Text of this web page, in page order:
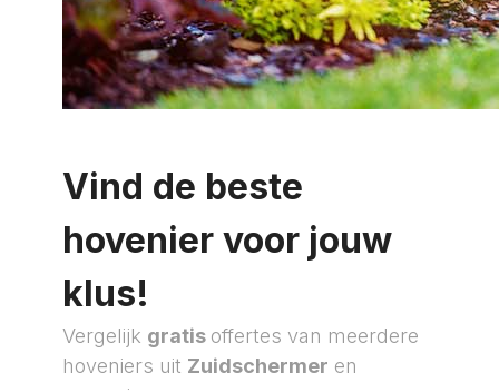
Vind de beste
hovenier voor jouw
klus!
Vergelijk gratis offertes van meerdere
hoveniers uit Zuidschermer en